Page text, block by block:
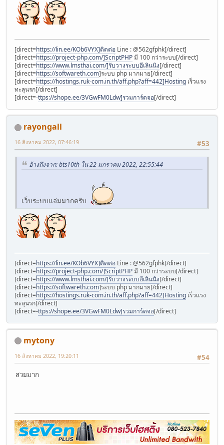
[direct=https://lin.ee/KOb6VYX]ติดต่อ Line : @562gfphk[/direct]
[direct=https://project-php.com/]ScriptPHPมี 100 กว่าระบบ[/direct]
[direct=https://www.lmsthai.com/]รับวางระบบอีเลินนิง[/direct]
[direct=https://softwareth.com]ระบบ php มากมาย[/direct]
[direct=https://hostings.ruk-com.in.th/aff.php?aff=442]Hosting เร็วแรง
ทะลุนรก[/direct]
[direct=-ttps://shope.ee/3VGwFM0Ldw]รวมการ์ดจอ[/direct]
rayongall
#53
16 สิงหาคม 2022, 07:46:19
อ้างถึงจาก: bts10th ใน 22 มกราคม 2022, 22:55:44
เว็บระบบแจ่มมากครับ
[direct=https://lin.ee/KOb6VYX]ติดต่อ Line : @562gfphk[/direct]
[direct=https://project-php.com/]ScriptPHPมี 100 กว่าระบบ[/direct]
[direct=https://www.lmsthai.com/]รับวางระบบอีเลินนิง[/direct]
[direct=https://softwareth.com]ระบบ php มากมาย[/direct]
[direct=https://hostings.ruk-com.in.th/aff.php?aff=442]Hosting เร็วแรง
ทะลุนรก[/direct]
[direct=-ttps://shope.ee/3VGwFM0Ldw]รวมการ์ดจอ[/direct]
mytony
#54
16 สิงหาคม 2022, 19:20:11
สวยมาก